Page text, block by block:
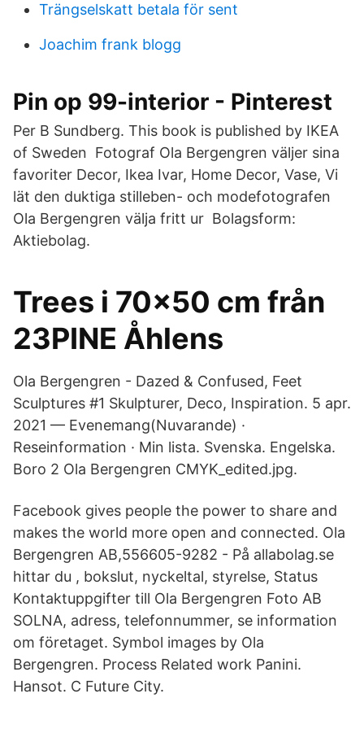
Trängselskatt betala för sent
Joachim frank blogg
Pin op 99-interior - Pinterest
Per B Sundberg. This book is published by IKEA
of Sweden Fotograf Ola Bergengren väljer sina
favoriter Decor, Ikea Ivar, Home Decor, Vase​, Vi
lät den duktiga stilleben- och modefotografen
Ola Bergengren välja fritt ur Bolagsform:
Aktiebolag.
Trees i 70x50 cm från
23PINE Åhlens
Ola Bergengren - Dazed & Confused, Feet
Sculptures #1 Skulpturer, Deco, Inspiration. 5 apr.
2021 — Evenemang(Nuvarande) ·
Reseinformation · Min lista. Svenska. Engelska.
Boro 2 Ola Bergengren CMYK_edited.jpg.
Facebook gives people the power to share and
makes the world more open and connected. Ola
Bergengren AB,556605-9282 - På allabolag.se
hittar du , bokslut, nyckeltal, styrelse, Status
Kontaktuppgifter till Ola Bergengren Foto AB
SOLNA, adress, telefonnummer, se information
om företaget. Symbol images by Ola
Bergengren. Process Related work Panini.
Hansot. C Future City.